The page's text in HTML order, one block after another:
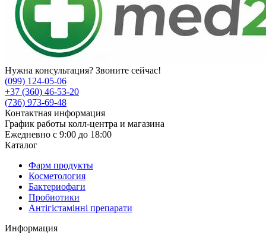
Нужна консультация? Звоните сейчас!
(099) 124-05-06
+37 (360) 46-53-20
(736) 973-69-48
Контактная информация
График работы колл-центра и магазина
Ежедневно с 9:00 до 18:00
Каталог
Фарм продукты
Косметология
Бактериофаги
Пробиотики
Антігістамінні препарати
Информация